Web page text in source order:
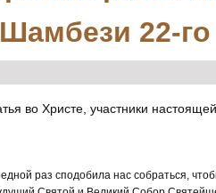
22-го
во Христе, участники
раз сподобила нас собраться,